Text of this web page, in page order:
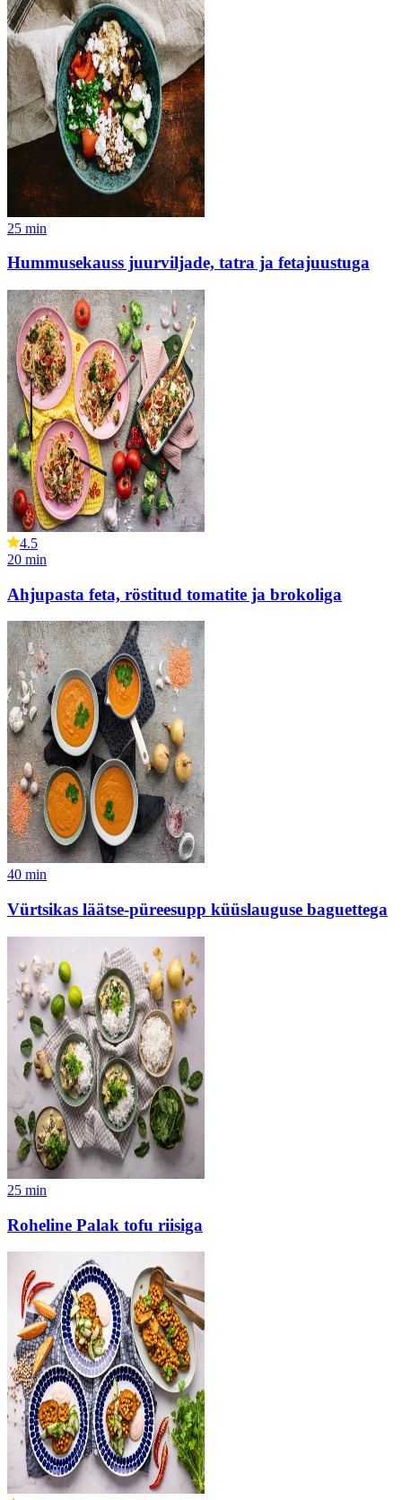
25 min
Hummusekauss juurviljade, tatra ja fetajuustuga
4.5
20 min
Ahjupasta feta, röstitud tomatite ja brokoliga
40 min
Vürtsikas läätse-püreesupp küüslauguse baguettega
25 min
Roheline Palak tofu riisiga